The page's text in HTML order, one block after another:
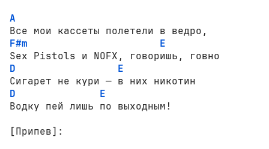
A
F#m
E
D
E
D
E
Водку пей лишь по выходным!
[Припев]: